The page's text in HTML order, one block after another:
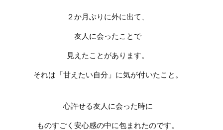
２か月ぶりに外に出て、
友人に会ったことで
見えたことがあります。
それは「甘えたい自分」に気が付いたこと。
心許せる友人に会った時に
ものすごく安心感の中に包まれたのです。